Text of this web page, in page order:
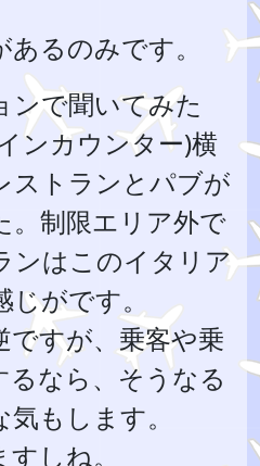
るのみです。
ンで聞いてみた
ンカウンター)横
ストランとパブが
。制限エリア外で
ンはこのイタリア
がです。
ですが、乗客や乗
るなら、そうなる
もします。
しね。